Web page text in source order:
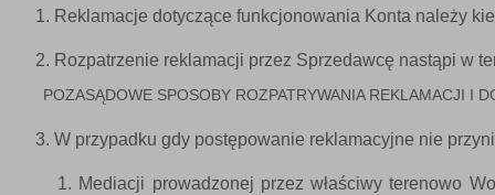
Reklamacje dotyczące funkcjonowania Konta należy
Rozpatrzenie reklamacji przez Sprzedawcę nastąpi w
POZASĄDOWE SPOSOBY ROZPATRYWANIA REKLAMACJI I
W przypadku gdy postępowanie reklamacyjne nie
Mediacji prowadzonej przez właściwy terenowo